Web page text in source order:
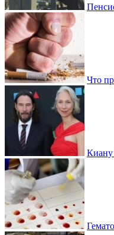
Что
Киану